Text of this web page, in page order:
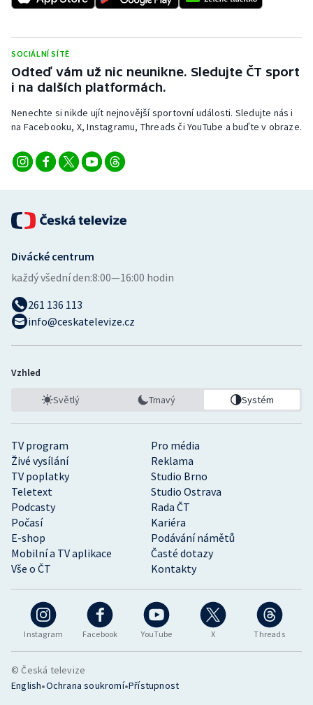
SOCIÁLNÍ SÍTĚ
Odteď vám už nic neunikne. Sledujte ČT sport
i na dalších platformách.
Nenechte si nikde ujít nejnovější sportovní události. Sledujte nás i
na Facebooku, X, Instagramu, Threads či YouTube a buďte v obraze.
Instagram Facebook YouTube X Threads
TV program
Pro média
Živé vysílání
Reklama
TV poplatky
Studio Brno
Teletext
Studio Ostrava
Podcasty
Rada ČT
Počasí
Kariéra
E-shop
Podávání námětů
Mobilní a TV aplikace
Časté dotazy
Vše o ČT
Kontakty
Divácké centrum
každý všední den:8:00—16:00 hodin
261 136 113
info@ceskatelevize.cz
Vzhled
Světlý Tmavý Systém
© Česká televize
English•Ochrana soukromí•Přístupnost